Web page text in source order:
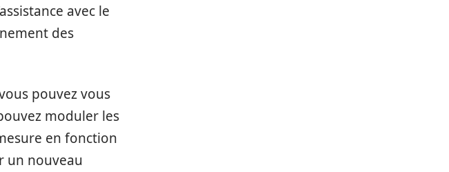
avec le
des
pouvez vous
moduler les
en fonction
un nouveau